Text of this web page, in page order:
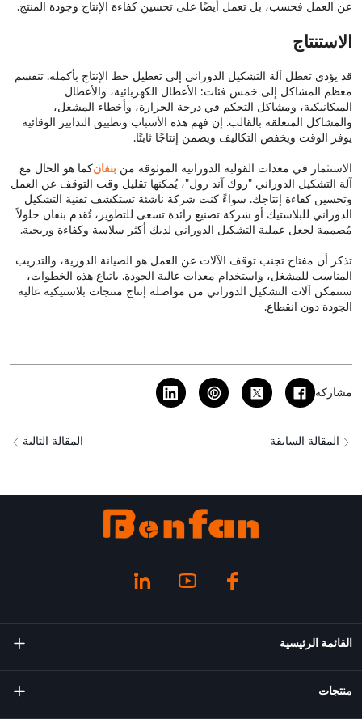
عن العمل فحسب، بل تعمل أيضًا على تحسين كفاءة الإنتاج وجودة المنتج.
الاستنتاج
قد يؤدي تعطل آلة التشكيل الدوراني إلى تعطيل خط الإنتاج بأكمله. تنقسم
معظم المشاكل إلى خمس فئات: الأعطال الكهربائية، والأعطال
الميكانيكية، ومشاكل التحكم في درجة الحرارة، وأخطاء المشغل،
والمشاكل المتعلقة بالقالب. إن فهم هذه الأسباب وتطبيق التدابير الوقائية
يوفر الوقت ويخفض التكاليف ويضمن إنتاجًا ثابتًا.
الاستثمار في معدات القولبة الدورانية الموثوقة من بنفانكما هو الحال مع
آلة التشكيل الدوراني "روك آند رول"، يُمكنها تقليل وقت التوقف عن العمل
وتحسين كفاءة إنتاجك. سواءً كنت شركة ناشئة تستكشف تقنية التشكيل
الدوراني للبلاستيك أو شركة تصنيع رائدة تسعى للتطوير، تُقدم بنفان حلولاً
مُصممة لجعل عملية التشكيل الدوراني لديك أكثر سلاسة وكفاءة وربحية.
تذكر أن مفتاح تجنب توقف الآلات عن العمل هو الصيانة الدورية، والتدريب
المناسب للمشغل، واستخدام معدات عالية الجودة. باتباع هذه الخطوات،
ستتمكن آلات التشكيل الدوراني من مواصلة إنتاج منتجات بلاستيكية عالية
الجودة دون انقطاع.
مشاركة
المقالة السابقة المقالة التالية
القائمة الرئيسية
معلومات عنا
منتجات